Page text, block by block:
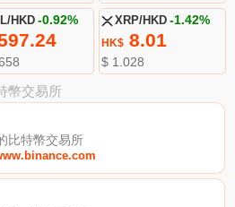
HKD -0.92% XRP/HKD -1.42%
HK$8.01
$ 1.028
幣交易所
比特幣交易所